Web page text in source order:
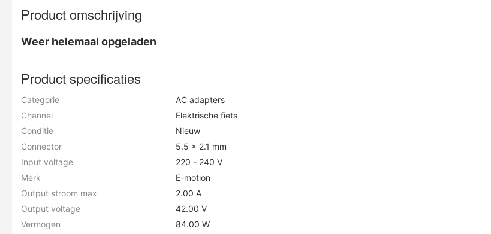
Product omschrijving
Weer helemaal opgeladen
Product specificaties
Categorie
AC adapters
Channel
Elektrische fiets
Conditie
Nieuw
Connector
5.5 x 2.1 mm
Input voltage
220 - 240 V
Merk
E-motion
Output stroom max
2.00 A
Output voltage
42.00 V
Vermogen
84.00 W